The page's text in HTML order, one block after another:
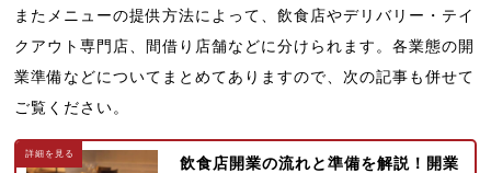
またメニューの提供方法によって、飲食店やデリバリー・テイ
クアウト専門店、間借り店舗などに分けられます。各業態の開
業準備などについてまとめてありますので、次の記事も併せて
ご覧ください。
飲食店開業の流れと準備を解説！開業